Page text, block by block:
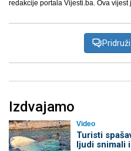
redakcije portala Vijesti.ba. Ova
Izdvajamo
Video
Turisti
ljudi snimali